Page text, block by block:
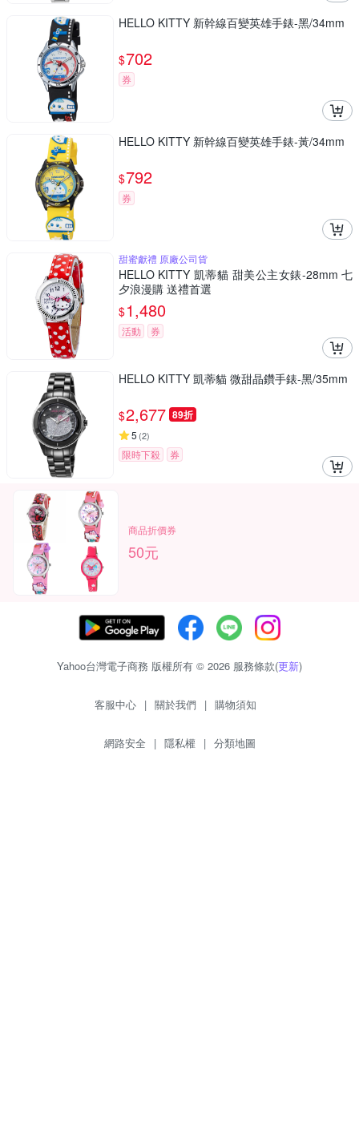
HELLO KITTY 新幹線百變英雄手錶-黑/34mm
$702
券
HELLO KITTY 新幹線百變英雄手錶-黃/34mm
$792
券
甜蜜獻禮 原廠公司貨
HELLO KITTY 凱蒂貓 甜美公主女錶-28mm 七
夕浪漫購 送禮首選
$1,480
活動 券
HELLO KITTY 凱蒂貓 微甜晶鑽手錶-黑/35mm
$2,677 89折
5 (2)
限時下殺 券
商品折價券
50元
Yahoo台灣電子商務 版權所有 © 2026 服務條款(更新)
客服中心 | 關於我們 | 購物須知
網路安全 | 隱私權 | 分類地圖